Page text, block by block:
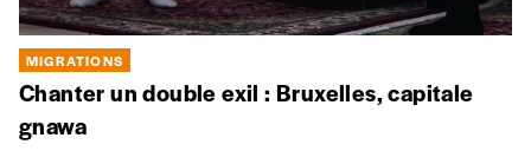
MIGRATIONS
Chanter un double exil : Bruxelles, capitale
gnawa